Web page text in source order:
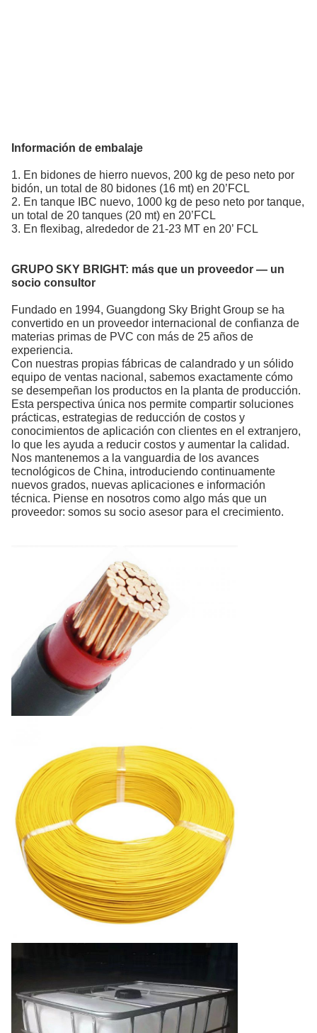
Información de embalaje
1. En bidones de hierro nuevos, 200 kg de peso neto por
bidón, un total de 80 bidones (16 mt) en 20’FCL
2. En tanque IBC nuevo, 1000 kg de peso neto por tanque,
un total de 20 tanques (20 mt) en 20’FCL
3. En flexibag, alrededor de 21-23 MT en 20’ FCL
GRUPO SKY BRIGHT: más que un proveedor — un
socio consultor
Fundado en 1994, Guangdong Sky Bright Group se ha
convertido en un proveedor internacional de confianza de
materias primas de PVC con más de 25 años de
experiencia.
Con nuestras propias fábricas de calandrado y un sólido
equipo de ventas nacional, sabemos exactamente cómo
se desempeñan los productos en la planta de producción.
Esta perspectiva única nos permite compartir soluciones
prácticas, estrategias de reducción de costos y
conocimientos de aplicación con clientes en el extranjero,
lo que les ayuda a reducir costos y aumentar la calidad.
Nos mantenemos a la vanguardia de los avances
tecnológicos de China, introduciendo continuamente
nuevos grados, nuevas aplicaciones e información
técnica. Piense en nosotros como algo más que un
proveedor: somos su socio asesor para el crecimiento.